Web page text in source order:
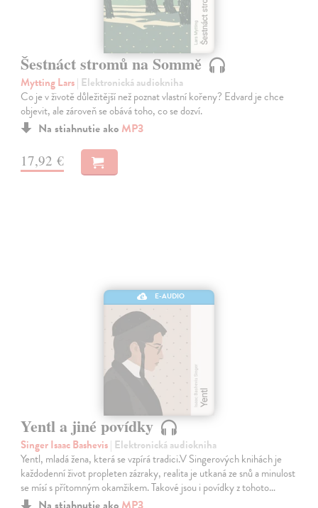
Šestnáct stromů na Sommě
Mytting Lars| Elektronická audiokniha
Co je v životě důležitější než poznat vlastní kořeny? Edvard je chce
objevit, ale zároveň se obává toho, co se dozví.
Na stiahnutie ako MP3
17,92 €
E-AUDIO
Yentl a jiné povídky
Singer Isaac Bashevis| Elektronická audiokniha
Yentl, mladá žena, která se vzpírá tradici.V Singerových knihách je
každodenní život propleten zázraky, realita je utkaná ze snů a minulost
se mísí s přítomným okamžikem. Takové jsou i povídky z tohoto…